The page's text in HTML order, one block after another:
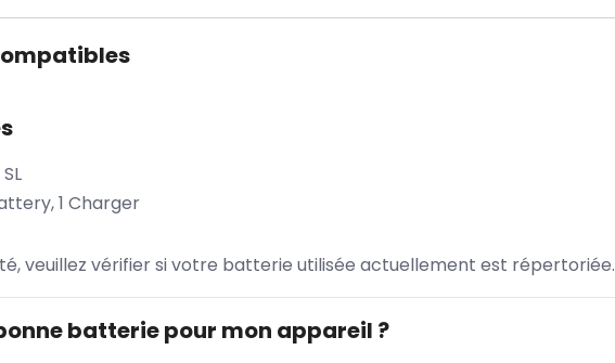
1 Charger
veuillez vérifier si votre batterie utilisée actuellement est répertoriée.
batterie pour mon appareil ?